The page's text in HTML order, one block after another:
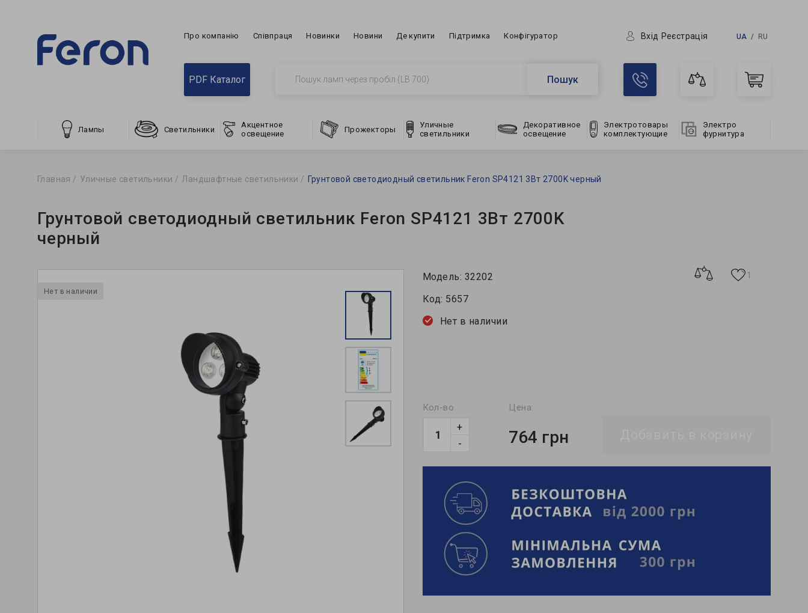
Про компанію Співпраця Новинки Новини Де купити Підтримка Конфігуратор Вхід Реєстрація UA RU
PDF Каталог Пошук
Лампы Светильники
Акцентное
освещение
Прожекторы
Уличные
светильники
Декоративное
освещение
Электротовары
комплектующие
Электро
фурнитура
Главная Уличные светильники Ландшафтные светильники Грунтовой светодиодный светильник Feron SP4121 3Вт 2700K черный
Грунтовой светодиодный светильник Feron SP4121 3Вт 2700K
черный
Нет в наличии
Модель: 32202
Код: 5657
Нет в наличии
1
Кол-во
-
+
Цена:
764 грн